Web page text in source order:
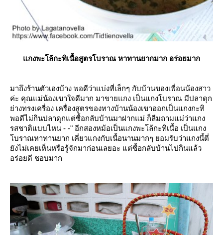
กงพะโล้กะทิเนื้อสูตรโบราณ หาทานยากมาก อร่อยมาก
มาถึงร้านตัวเองบ้าง พอดีว่าแบ่งที่เล็กๆ กับบ้านของเพื่อนน้องสาว
ค่ะ คุณแม่น้องเขาใจดีมาก มาขายแกง เป็นแกงโบราณ มีปลาดุก
่างทรงเครื่อง เครื่องสูตรของทางบ้านน้องเขาออกเป็นแกงกะทิ
พอดีไม่กินปลาดุกแต่ซื้อกลับบ้านมาฝากแม่ ก็ลืมถามแม่ว่าแกง
รสชาติแบบไหน - -" อีกสองหม้อเป็นแกงพะโล้กะทิเนื้อ เป็นแกง
บราณหาทานยาก เคี่ยวแกงกับเนื้อนานมากๆ ยอมรับว่าแกงนี้ตี่
ังไม่เคยเห็นหรือรู้จักมาก่อนเลยอะ แต่ซื้อกลับบ้านไปกินแล้ว
อร่อยดี ชอบมาก